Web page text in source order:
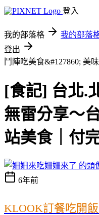
登入
我的部落格 我的部落
登出
鬥陣吃美食&#127860; 美
[食記] 台北.
無雷分享～
站美食｜付
6年前
KLOOK訂餐吃開